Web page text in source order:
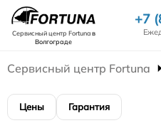
Сервисный центр Fortunaв
Волгограде
+7
Сервисный центр Fortuna
Цены Гарантия